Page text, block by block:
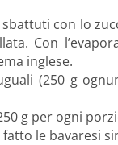
con lo
Con
inglese.
(250 g
g per ogni
le bavaresi